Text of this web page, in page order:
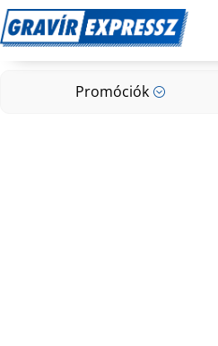
Promóciók ;
Promóciók;